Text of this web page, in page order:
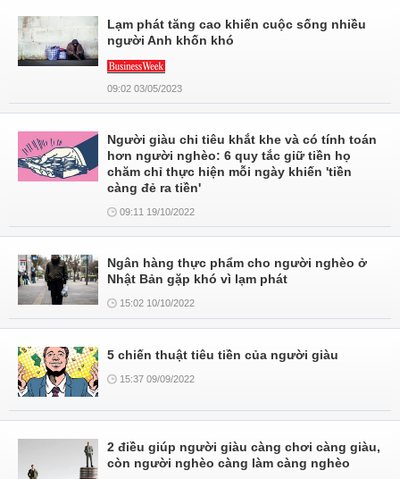
Lạm phát tăng cao khiến cuộc sống nhiều
người Anh khốn khó
09:02 03/05/2023
Người giàu chi tiêu khắt khe và có tính toán
hơn người nghèo: 6 quy tắc giữ tiền họ
chăm chỉ thực hiện mỗi ngày khiến 'tiền
càng đẻ ra tiền'
09:11 19/10/2022
Ngân hàng thực phẩm cho người nghèo ở
Nhật Bản gặp khó vì lạm phát
15:02 10/10/2022
5 chiến thuật tiêu tiền của người giàu
15:37 09/09/2022
2 điều giúp người giàu càng chơi càng giàu,
còn người nghèo càng làm càng nghèo